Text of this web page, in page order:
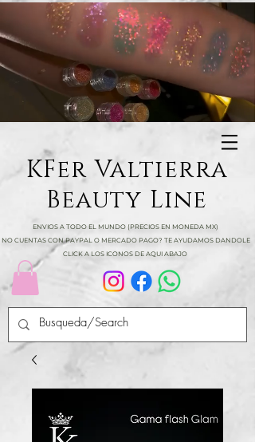
KFer Valtierra
Beauty Line
ENVIOS A TODO EL MUNDO (PRECIOS EN MONEDA MX)
NO CUENTAS CON PAYPAL O MERCADO PAGO? TE AYUDAMOS DANDOLE
CLICK A LOS ICONOS DE AQUI ABAJO